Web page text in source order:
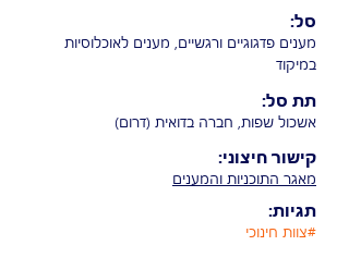
מענים פדגוגיים ורגשיים, מענים לאוכלוסיות
במיקוד
אשכול שפות, חברה בדואית (דרום)
מאגר התוכניות והמענים
#צוות חינוכי
סל:
תת סל:
קישור חיצוני:
תגיות: